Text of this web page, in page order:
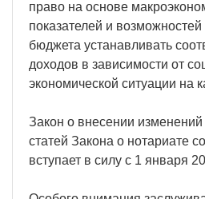
право на основе
показателей и возможностей
бюджета устанавливать
доходов в зависимости от
экономической ситуации на
Закон о внесении
статей Закона о нотариате
вступает в силу с 1 января